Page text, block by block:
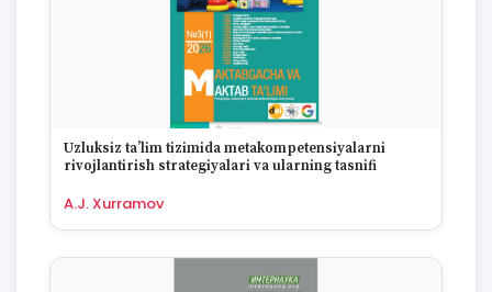
Uzluksiz ta’lim tizimida metakompetensiyalarni
rivojlantirish strategiyalari va ularning tasnifi
A.J. Xurramov